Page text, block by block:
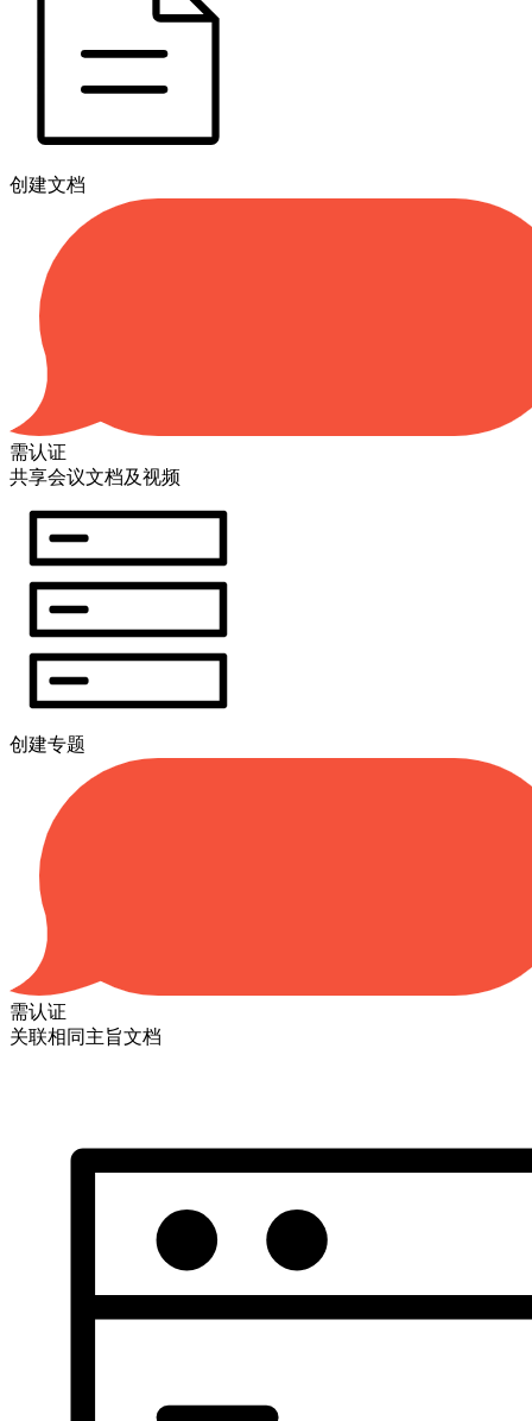
创建文档
需认证
共享会议文档及视频
创建专题
需认证
关联相同主旨文档